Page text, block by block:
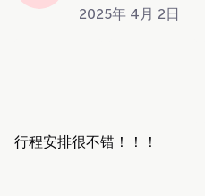
2025年 4月 2日
行程安排很不错！！！